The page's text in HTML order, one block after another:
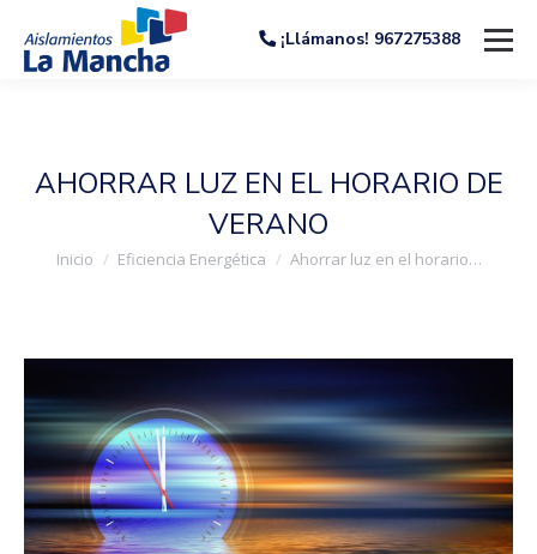
¡Llámanos! 967275388
AHORRAR LUZ EN EL HORARIO DE
VERANO
Estás aquí:
Inicio Eficiencia Energética Ahorrar luz en el horario…